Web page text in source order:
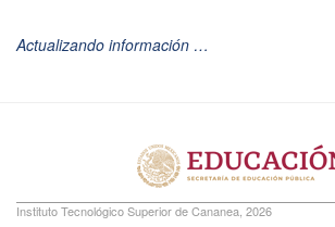
Actualizando información …
Instituto Tecnológico Superior de Cananea, 2026